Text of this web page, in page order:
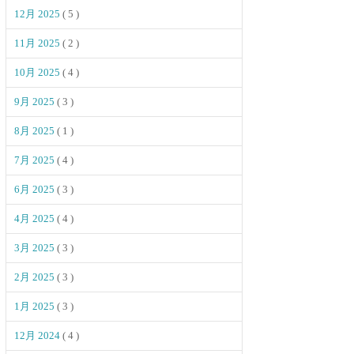
12月 2025 ( 5 )
11月 2025 ( 2 )
10月 2025 ( 4 )
9月 2025 ( 3 )
8月 2025 ( 1 )
7月 2025 ( 4 )
6月 2025 ( 3 )
4月 2025 ( 4 )
3月 2025 ( 3 )
2月 2025 ( 3 )
1月 2025 ( 3 )
12月 2024 ( 4 )